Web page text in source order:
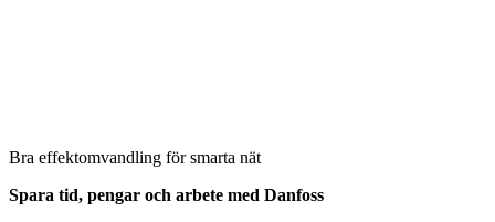
Bra effektomvandling för smarta nät
Spara tid, pengar och arbete med Danfoss